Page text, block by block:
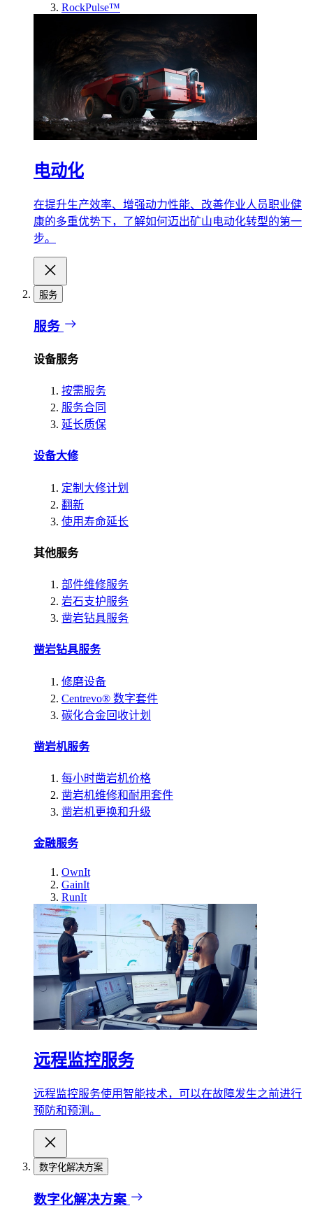
RockPulse™
电动化
在提升生产效率、增强动力性能、改善作业人员职业健
康的多重优势下，了解如何迈出矿山电动化转型的第一
步。
服务
服务
设备服务
按需服务
服务合同
延长质保
设备大修
定制大修计划
翻新
使用寿命延长
其他服务
部件维修服务
岩石支护服务
凿岩钻具服务
凿岩钻具服务
修磨设备
Centrevo® 数字套件
碳化合金回收计划
凿岩机服务
每小时凿岩机价格
凿岩机维修和耐用套件
凿岩机更换和升级
金融服务
OwnIt
GainIt
RunIt
远程监控服务
远程监控服务使用智能技术，可以在故障发生之前进行
预防和预测。
数字化解决方案
数字化解决方案